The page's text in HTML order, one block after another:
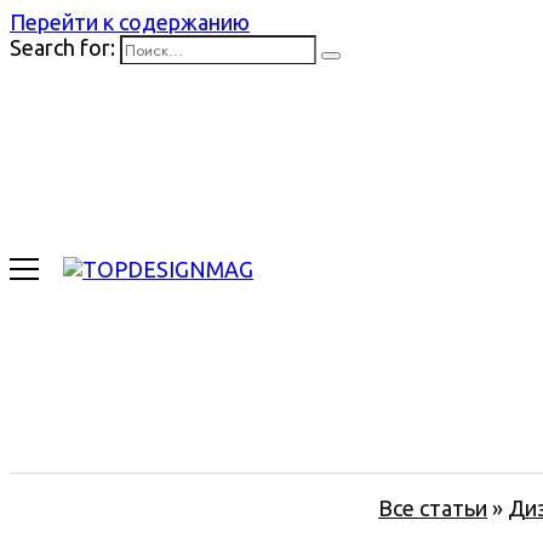
Перейти к содержанию
Search for:
Все статьи »